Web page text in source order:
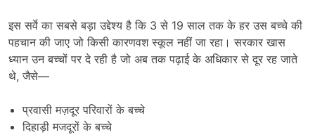
इस सर्वे का सबसे बड़ा उद्देश्य है कि 3 से 19 साल तक के हर उस बच्चे की
पहचान की जाए जो किसी कारणवश स्कूल नहीं जा रहा। सरकार खास
ध्यान उन बच्चों पर दे रही है जो अब तक पढ़ाई के अधिकार से दूर रह जाते
थे, जैसे—
प्रवासी मज़दूर परिवारों के बच्चे
दिहाड़ी मजदूरों के बच्चे